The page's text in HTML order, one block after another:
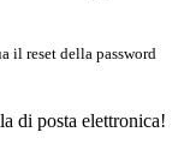
il reset della password
di posta elettronica!